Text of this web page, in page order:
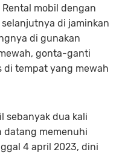
mobil dengan
di jaminkan
di gunakan
gonta-ganti
di tempat yang mewah
sebanyak dua kali
datang memenuhi
4 april 2023, dini